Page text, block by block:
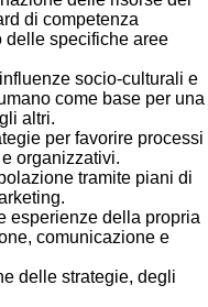
di competenza
delle specifiche aree
socio-culturali e
come base per una
altri.
per favorire processi
organizzativi.
tramite piani di
esperienze della propria
comunicazione e
delle strategie, degli